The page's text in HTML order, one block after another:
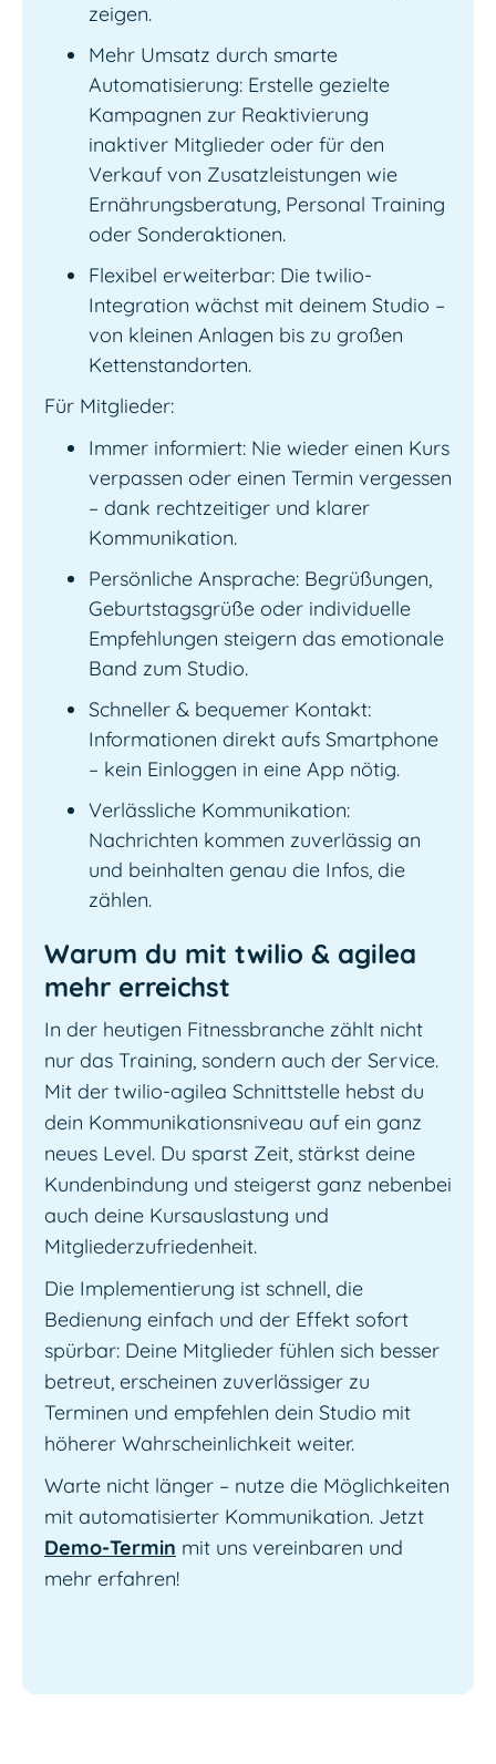
zeigen.
Mehr Umsatz durch smarte
Automatisierung: Erstelle gezielte
Kampagnen zur Reaktivierung
inaktiver Mitglieder oder für den
Verkauf von Zusatzleistungen wie
Ernährungsberatung, Personal Training
oder Sonderaktionen.
Flexibel erweiterbar: Die twilio-
Integration wächst mit deinem Studio –
von kleinen Anlagen bis zu großen
Kettenstandorten.
Für Mitglieder:
Immer informiert: Nie wieder einen Kurs
verpassen oder einen Termin vergessen
– dank rechtzeitiger und klarer
Kommunikation.
Persönliche Ansprache: Begrüßungen,
Geburtstagsgrüße oder individuelle
Empfehlungen steigern das emotionale
Band zum Studio.
Schneller & bequemer Kontakt:
Informationen direkt aufs Smartphone
– kein Einloggen in eine App nötig.
Verlässliche Kommunikation:
Nachrichten kommen zuverlässig an
und beinhalten genau die Infos, die
zählen.
Warum du mit twilio & agilea
mehr erreichst
In der heutigen Fitnessbranche zählt nicht
nur das Training, sondern auch der Service.
Mit der twilio-agilea Schnittstelle hebst du
dein Kommunikationsniveau auf ein ganz
neues Level. Du sparst Zeit, stärkst deine
Kundenbindung und steigerst ganz nebenbei
auch deine Kursauslastung und
Mitgliederzufriedenheit.
Die Implementierung ist schnell, die
Bedienung einfach und der Effekt sofort
spürbar: Deine Mitglieder fühlen sich besser
betreut, erscheinen zuverlässiger zu
Terminen und empfehlen dein Studio mit
höherer Wahrscheinlichkeit weiter.
Warte nicht länger – nutze die Möglichkeiten
mit automatisierter Kommunikation. Jetzt
Demo-Termin mit uns vereinbaren und
mehr erfahren!